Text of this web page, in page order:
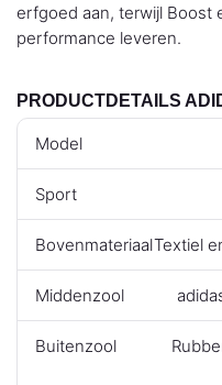
erfgoed aan, terwijl Boost
performance leveren.
PRODUCTDETAILS
Model
Sport
BovenmateriaalTextiel
Middenzool
Buitenzool